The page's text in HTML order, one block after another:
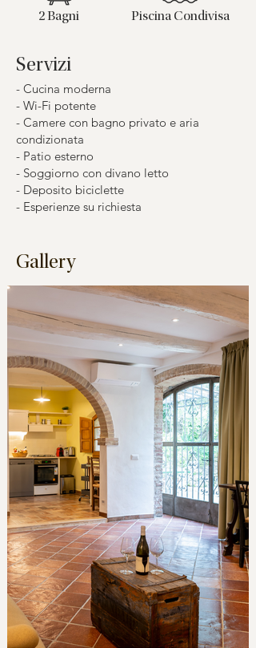
2 Bagni Piscina Condivisa
Servizi
- Cucina moderna
- Wi-Fi potente
- Camere con bagno privato e aria
condizionata
- Patio esterno
- Soggiorno con divano letto
- Deposito biciclette
- Esperienze su richiesta
Gallery